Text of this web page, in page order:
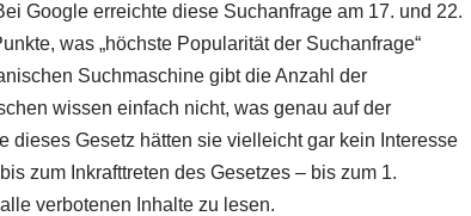
Google erreichte diese Suchanfrage am 17. und 22.
was „höchste Popularität der Suchanfrage“
Suchmaschine gibt die Anzahl der
wissen einfach nicht, was genau auf der
dieses Gesetz hätten sie vielleicht gar kein Interesse
zum Inkrafttreten des Gesetzes – bis zum 1.
verbotenen Inhalte zu lesen.